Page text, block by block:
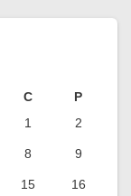
C
P
1
2
8 9
15 16